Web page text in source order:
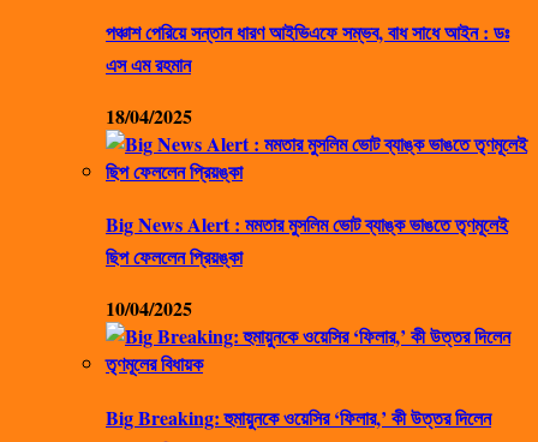
পঞ্চাশ পেরিয়ে সন্তান ধারণ আইভিএফে সম্ভব, বাধ সাধে আইন : ডঃ
এস এম রহমান
18/04/2025
Big News Alert : মমতার মুসলিম ভোট ব্যাঙ্ক ভাঙতে তৃণমূলেই
ছিপ ফেললেন প্রিয়ঙ্কা
10/04/2025
Big Breaking: হুমায়ুনকে ওয়েসির ‘ফিলার,’ কী উত্তর দিলেন